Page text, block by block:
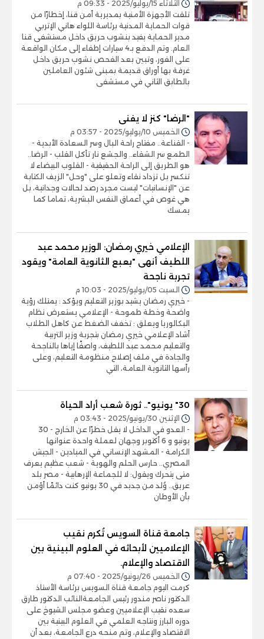
الثلاثاء 15/يوليو/2025 - 09:33 م
تلقت الأجهزة الأمنية بمديرية أمن قنا، إخطارًا من
قوات الحماية المدنية برئاسة اللواء هاني الإتربي
مدير الحماية يفيد بنشوب حريق داخل مستشفى قنا
العام. وتم الدفع بـ4 سيارات إطفاء إلى مكان الواقعة
على الفور، وتبين بعد الفحص نشوب حريق داخل
غرفة بها أوراق قديمة بمبنى شئون العاملين
بالطابق الثاني في مستشفى
"الرضا" كنز لا يفنى
الخميس 10/يوليو/2025 - 03:57 م
- القناعة.. مفتاح راحة البال وسر السعادة الأبدية -
الطمع سر الشقاء.. والجشع نار تأكل القلب - الرضا..
هو الطريق إلى الراحة الحقيقية - القلوب البيضاء لا
تنكسر بل تزداد نقاء وتعلو على "وحل" الزيف الكتابة
عن "الإنسانيات" ليست مجرد رصد لحالات وجدانية، بل
هي غوص في أعماق النفس البشرية، تماما كما
يمسك
الإعلامي خيري رمضان: الوزير محمد عبد
اللطيف أنهى "بعبع الثانوية العامة" ويقود
تجربة ناجحة
السبت 05/يوليو/2025 - 10:03 م
- خيري رمضان يشيد بوزير التعليم ويؤكد : يمتلك رؤية
واضحة وخطة طموحة - الإعلامي يستعرض نظام
البكالوريا ويعلق : تخفف الضغط عن كاهل الطلاب
أشاد الإعلامي خيري رمضان بتجربة وزير التربية
والتعليم محمد عبد اللطيف، واصفًا إياها بالناجحة
والجادة في ملف إصلاح منظومة التعليم، وعلى
رأسها الثانوية العامة، التي
30" يونيو".. ثورة شعب أراد الحياة
الإثنين 30/يونيو/2025 - 03:43 م
- العدو في الداخل لا يقل خطرًا عن الخارج - 30
يونيو و 6 أكتوبر وجهان لعملة واحدة عنوانها
الكرامة - المشهد الإنساني في الميادين - الجيش
المصري.. حارس الحلم والهوية - شعب عظيم يعرف
متى يتحرك ويقول: لا للجماعة الإرهابية - مصر بلد
عريق.. وُلد من جديد في 30 يونيو كنت دائمًا أؤمن
بأن الأوطان
جامعة قناة السويس تُكرم نقيب
الإعلاميين لأبحاثه في العلوم البينية بين
الاقتصاد والإعلام.
الخميس 26/يونيو/2025 - 07:40 م
كرمت اليوم جامعة قناة السويس برئاسة الأستاذ
الدكتور ناصر مندور رئيس الجامعةالنائب الدكتور طارق
سعده نقيب الإعلاميين وعضو مجلس الشيوخ على
دوره البارز ونتاجه العلمي في العلوم البينية بين
الاقتصاد والإعلام، وتم منحه درع الجامعة، بعد أن